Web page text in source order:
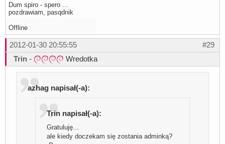
Dum spiro - spero ...
pozdrawiam, pasqdnik
Offline
#29
2012-01-30 20:55:55
Trin - Wredotka
azhag napisał(-a):
Trin napisał(-a):
Gratuluję...
ale kiedy doczekam się zostania adminką?